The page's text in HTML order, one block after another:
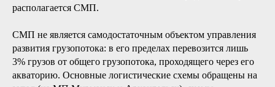
располагается СМП.
СМП не является самодостаточным объектом управления
развития грузопотока: в его пределах перевозится лишь
3% грузов от общего грузопотока, проходящего через его
акваторию. Основные логистические схемы обращены на